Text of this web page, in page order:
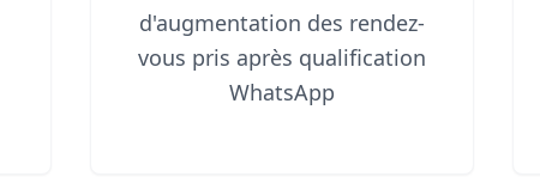
d'augmentation des rendez-
vous pris après qualification
WhatsApp